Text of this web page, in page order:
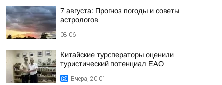
7 августа: Прогноз погоды и советы
астрологов
08:06
Китайские туроператоры оценили
туристический потенциал ЕАО
Вчера, 20:01